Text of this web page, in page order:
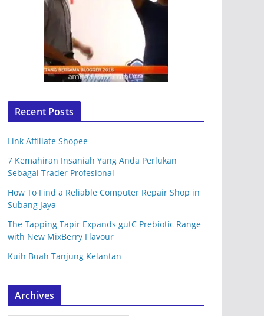
Recent Posts
Link Affiliate Shopee
7 Kemahiran Insaniah Yang Anda Perlukan
Sebagai Trader Profesional
How To Find a Reliable Computer Repair Shop in
Subang Jaya
The Tapping Tapir Expands gutC Prebiotic Range
with New MixBerry Flavour
Kuih Buah Tanjung Kelantan
Archives